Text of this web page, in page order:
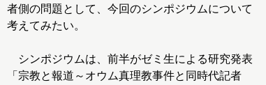
者側の問題として、今回のシンポジウムについて
考えてみたい。
シンポジウムは、前半がゼミ生による研究発表
「宗教と報道～オウム真理教事件と同時代記者